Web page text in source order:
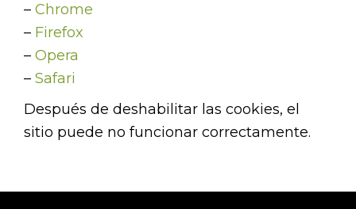
– Chrome
– Firefox
– Opera
– Safari
Después de deshabilitar las cookies, el
sitio puede no funcionar correctamente.